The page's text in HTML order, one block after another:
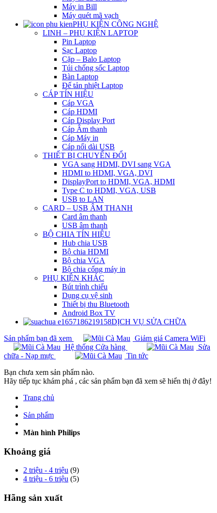
Máy in Bill
Máy quét mã vạch
PHỤ KIỆN CÔNG NGHỆ
LINH – PHỤ KIỆN LAPTOP
Pin Laptop
Sạc Laptop
Cặp – Balo Laptop
Túi chống sốc Laptop
Bàn Laptop
Đế tản nhiệt Laptop
CÁP TÍN HIỆU
Cáp VGA
Cáp HDMI
Cáp Display Port
Cáp Âm thanh
Cáp Máy in
Cáp nối dài USB
THIẾT BỊ CHUYỂN ĐỔI
VGA sang HDMI, DVI sang VGA
HDMI to HDMI, VGA, DVI
DisplayPort to HDMI, VGA, HDMI
Type C to HDMI, VGA, USB
USB to LAN
CARD – USB ÂM THANH
Card âm thanh
USB âm thanh
BỘ CHIA TÍN HIỆU
Hub chia USB
Bộ chia HDMI
Bộ chia VGA
Bộ chia cổng máy in
PHỤ KIỆN KHÁC
Bút trình chiếu
Dụng cụ vệ sinh
Thiết bị thu Bluetooth
Android Box TV
DỊCH VỤ SỬA CHỮA
Sản phẩm bạn đã xem
Giảm giá Camera WiFi
Hệ thống Cửa hàng
Sửa
chữa - Nạp mực
Tin tức
Bạn chưa xem sản phẩm nào.
Hãy tiếp tục khám phá , các sản phẩm bạn đã xem sẽ hiển thị ở đây!
Trang chủ
Sản phẩm
Màn hình Philips
Khoảng giá
2 triệu - 4 triệu (9)
4 triệu - 6 triệu (5)
Hãng sản xuất